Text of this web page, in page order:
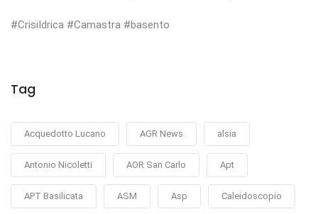
#CrisiIdrica #Camastra #basento
Tag
Acquedotto Lucano AGR News alsia
Antonio Nicoletti AOR San Carlo Apt
APT Basilicata ASM Asp Caleidoscopio